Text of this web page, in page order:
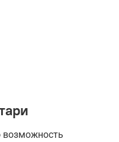
возможность